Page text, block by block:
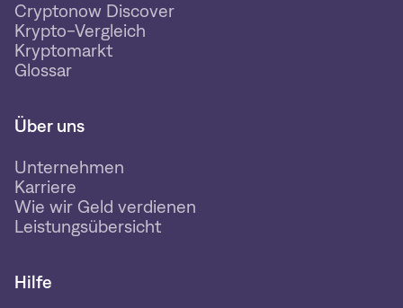
Cryptonow Discover
Krypto-Vergleich
Kryptomarkt
Glossar
Über uns
Unternehmen
Karriere
Wie wir Geld verdienen
Leistungsübersicht
Hilfe